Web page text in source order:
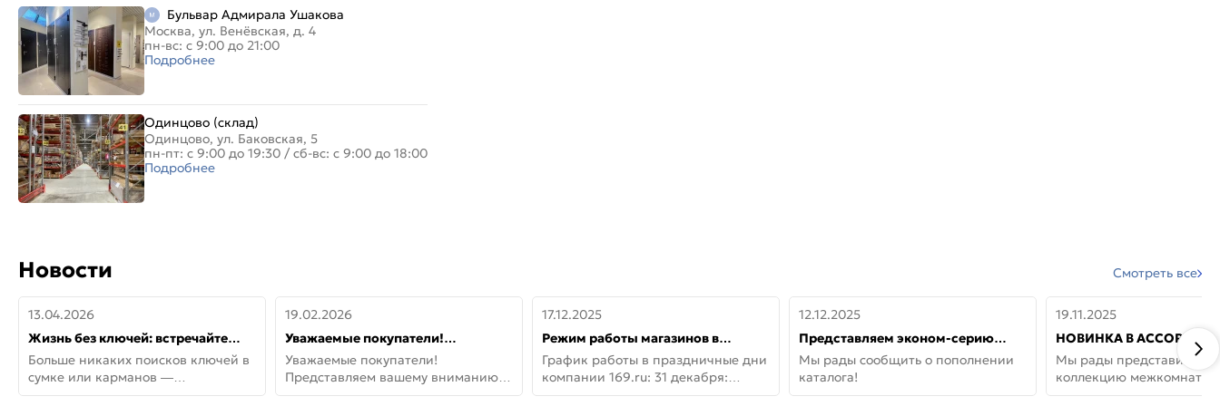
Бульвар Адмирала Ушакова
Москва, ул. Венёвская, д. 4
пн-вс: с 9:00 до 21:00
Подробнее
Одинцово (склад)
Одинцово, ул. Баковская, 5
пн-пт: с 9:00 до 19:30 / сб-вс: с 9:00 до 18:00
Подробнее
Новости Смотреть все
13.04.2026
Жизнь без ключей: встречайте
новую дверь СИТИ ИНТЕГРА
АйКью!
Больше никаких поисков ключей в
сумке или карманов —
представляем СИТИ ИНТЕГРА
19.02.2026
Уважаемые покупатели!
Представляем вашему вниманию
новинки от Armadillo!
Уважаемые покупатели!
Представляем вашему вниманию
новинки от Armadillo! Новая
17.12.2025
Режим работы магазинов в
праздничные дни с 31 декабря по
11 января
График работы в праздничные дни
компании 169.ru: 31 декабря:
Заказы, самовывоз и доставки —
12.12.2025
Представляем эконом-серию
дверей от бренда Portika, где цена
не значит «просто»
Мы рады сообщить о пополнении
каталога!
19.11.2025
НОВИНКА В
ДВЕРИ GLOSSMAT —
НЕОКЛАССИКА И УЮТ
Мы рады представить
коллекцию
GlossMat